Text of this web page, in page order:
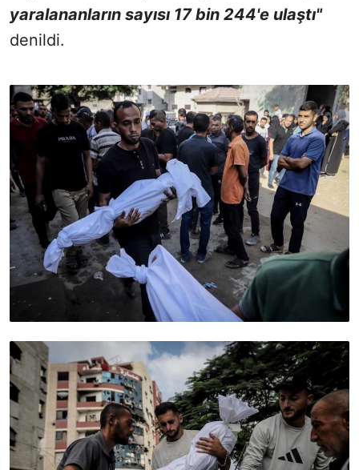
yaralananların sayısı 17 bin 244'e ulaştı"
denildi.